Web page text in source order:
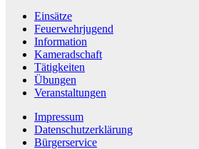
Einsätze
Feuerwehrjugend
Information
Kameradschaft
Tätigkeiten
Übungen
Veranstaltungen
Impressum
Datenschutzerklärung
Bürgerservice